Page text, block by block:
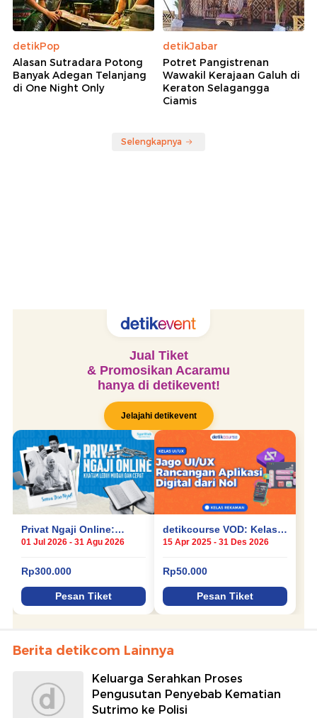
detikPop
Alasan Sutradara Potong
Banyak Adegan Telanjang
di One Night Only
detikJabar
Potret Pangistrenan
Wawakil Kerajaan Galuh di
Keraton Selagangga
Ciamis
Selengkapnya
Berita detikcom Lainnya
Keluarga Serahkan Proses
Pengusutan Penyebab Kematian
Sutrimo ke Polisi